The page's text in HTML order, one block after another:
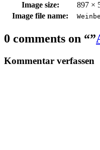
Image size:
897 ×
Image file name:
0 comments on “”
Kommentar verfassen